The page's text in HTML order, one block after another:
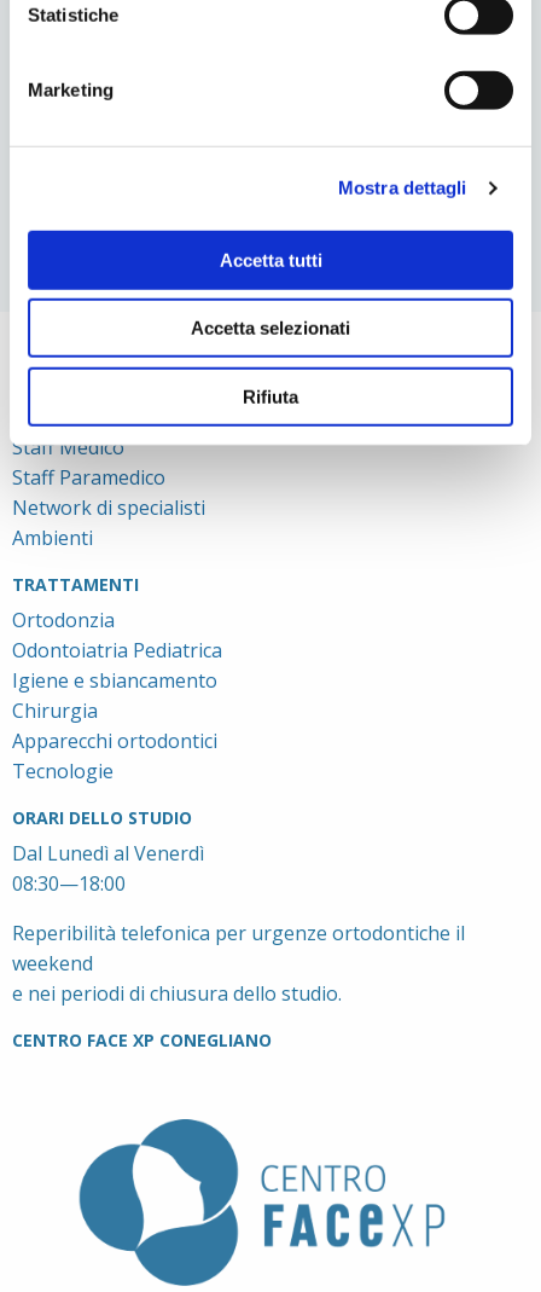
Statistiche
Marketing
Mostra dettagli
Accetta tutti
Accetta selezionati
Rifiuta
ULTIMI POST
LO SBIANCAMENTO DENTALE
RESPIRAZIONE ORALE NEL BAMBINO
MAL DI ORECCHIE E ATM: ESISTE UNA CORRELAZIONE?
Dr.ssa Barina
Staff Medico
Staff Paramedico
Network di specialisti
Ambienti
TRATTAMENTI
Ortodonzia
Odontoiatria Pediatrica
Igiene e sbiancamento
Chirurgia
Apparecchi ortodontici
Tecnologie
ORARI DELLO STUDIO
Dal Lunedì al Venerdì
08:30—18:00
Reperibilità telefonica per urgenze ortodontiche il
weekend
e nei periodi di chiusura dello studio.
CENTRO FACE XP CONEGLIANO